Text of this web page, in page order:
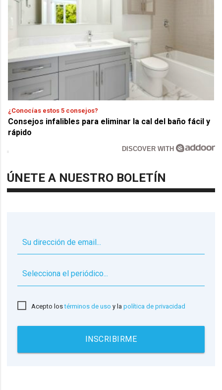
¿Conocías estos 5 consejos?
Consejos infalibles para eliminar la cal del baño fácil y
rápido
DISCOVER WITH
ÚNETE A NUESTRO BOLETÍN
Acepto lostérminos de uso y lapolítica de privacidad
INSCRIBIRME